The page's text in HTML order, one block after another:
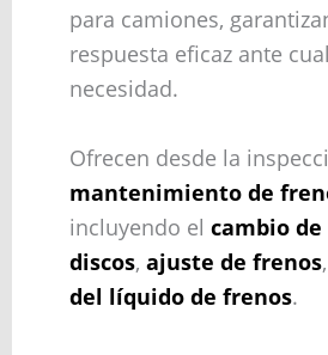
para camiones,
respuesta eficaz ante
necesidad.
Ofrecen desde la
mantenimiento de
incluyendo el cambio
discos, ajuste de frenos
del líquido de frenos.